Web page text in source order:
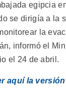
egipcia
se dirigía a la
la
informó el
el 24 de abril.
aquí la